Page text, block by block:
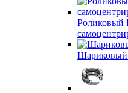
Роликовый